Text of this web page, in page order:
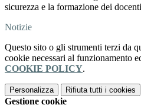
sicurezza e la formazione dei
Notizie
Questo sito o gli strumenti terzi da
cookie necessari al funzionamento
COOKIE POLICY.
Personalizza Rifiuta tutti i cookies
Gestione cookie